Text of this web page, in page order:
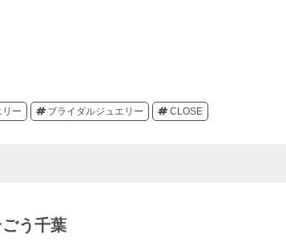
ー ブライダルジュエリー CLOSE
ごう千葉